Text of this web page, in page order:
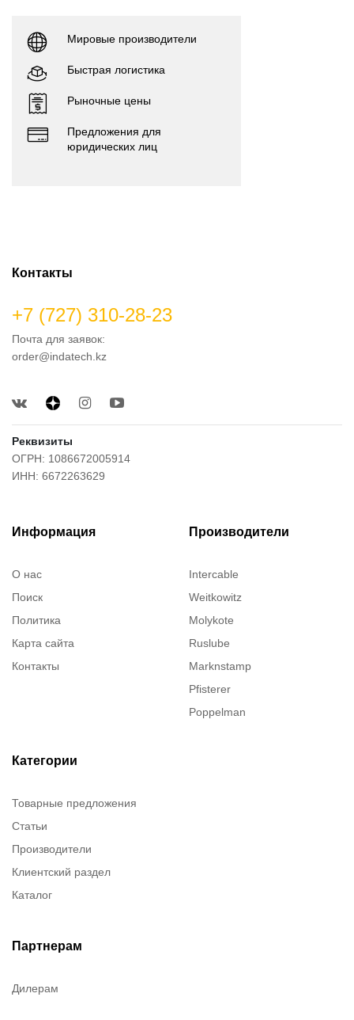
Мировые производители
Быстрая логистика
Рыночные цены
Предложения для
юридических лиц
Контакты
+7 (727) 310-28-23
Почта для заявок:
order@indatech.kz
Реквизиты
ОГРН: 1086672005914
ИНН: 6672263629
Информация
О нас
Поиск
Политика
Карта сайта
Контакты
Производители
Intercable
Weitkowitz
Molykote
Ruslube
Marknstamp
Pfisterer
Poppelman
Категории
Товарные предложения
Статьи
Производители
Клиентский раздел
Каталог
Партнерам
Дилерам